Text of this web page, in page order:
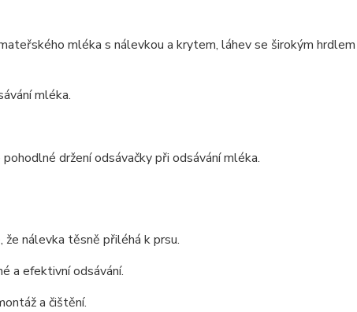
mléka s nálevkou a krytem, láhev se širokým
mléka.
držení odsávačky při odsávání mléka.
nálevka těsně přiléhá k prsu.
a efektivní odsávání.
a čištění.